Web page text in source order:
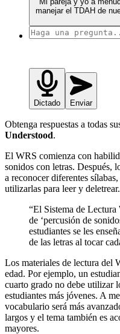
manejar el TDAH de
Dictado Enviar
Obtenga respuestas a todas
Understood.
El WRS comienza con
sonidos con letras. Después,
a reconocer diferentes
utilizarlas para leer y deletrear.
“El Sistema de
de ‘percusión de
estudiantes se les
de las letras al tocar
Los materiales de lectura del
edad. Por ejemplo, un
cuarto grado no debe utilizar
estudiantes más jóvenes. A
vocabulario será más
largos y el tema también es
mayores.